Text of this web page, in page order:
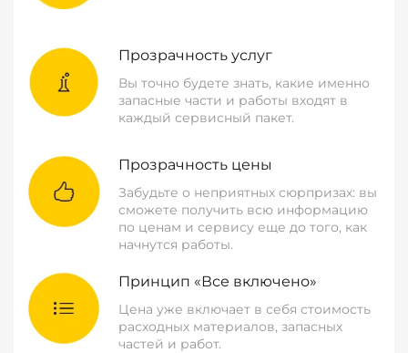
Прозрачность услуг
Вы точно будете знать, какие именно
запасные части и работы входят в
каждый сервисный пакет.
Прозрачность цены
Забудьте о неприятных сюрпризах: вы
сможете получить всю информацию
по ценам и сервису еще до того, как
начнутся работы.
Принцип «Все включено»
Цена уже включает в себя стоимость
расходных материалов, запасных
частей и работ.